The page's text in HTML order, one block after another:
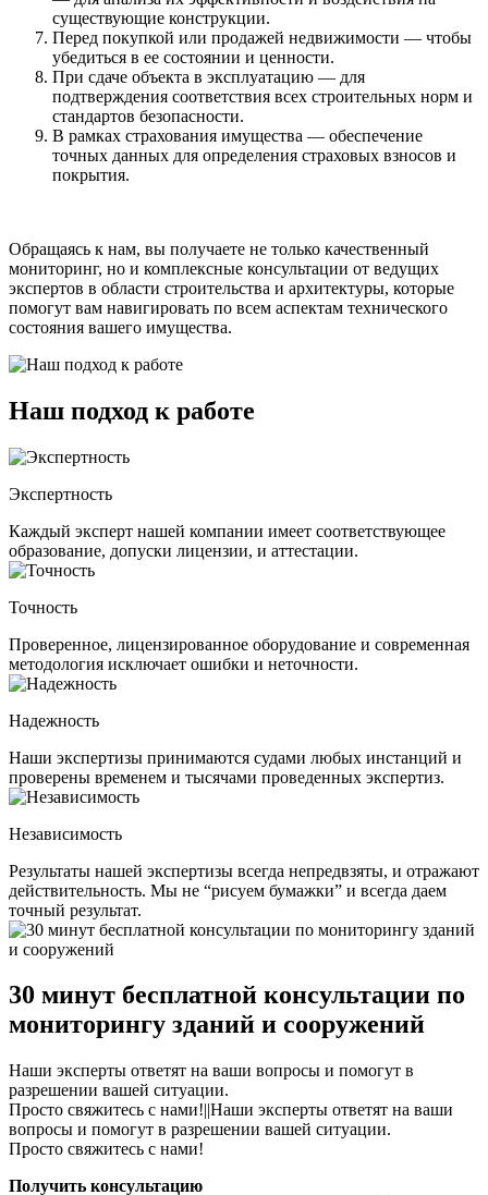
существующие конструкции.
Перед покупкой или продажей недвижимости — чтобы
убедиться в ее состоянии и ценности.
При сдаче объекта в эксплуатацию — для
подтверждения соответствия всех строительных норм и
стандартов безопасности.
В рамках страхования имущества — обеспечение
точных данных для определения страховых взносов и
покрытия.
Обращаясь к нам, вы получаете не только качественный
мониторинг, но и комплексные консультации от ведущих
экспертов в области строительства и архитектуры, которые
помогут вам навигировать по всем аспектам технического
состояния вашего имущества.
Наш подход к работе
Экспертность
Каждый эксперт нашей компании имеет соответствующее
образование, допуски лицензии, и аттестации.
Точность
Проверенное, лицензированное оборудование и современная
методология исключает ошибки и неточности.
Надежность
Наши экспертизы принимаются судами любых инстанций и
проверены временем и тысячами проведенных экспертиз.
Независимость
Результаты нашей экспертизы всегда непредвзяты, и отражают
действительность. Мы не “рисуем бумажки” и всегда даем
точный результат.
30 минут бесплатной консультации по
мониторингу зданий и сооружений
Наши эксперты ответят на ваши вопросы и помогут в
разрешении вашей ситуации.
Просто свяжитесь с нами!||Наши эксперты ответят на ваши
вопросы и помогут в разрешении вашей ситуации.
Просто свяжитесь с нами!
Получить консультацию